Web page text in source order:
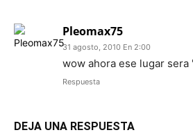
Pleomax75
31 agosto, 2010 En 2:00
wow ahora ese lugar sera
Respuesta
DEJA UNA RESPUESTA